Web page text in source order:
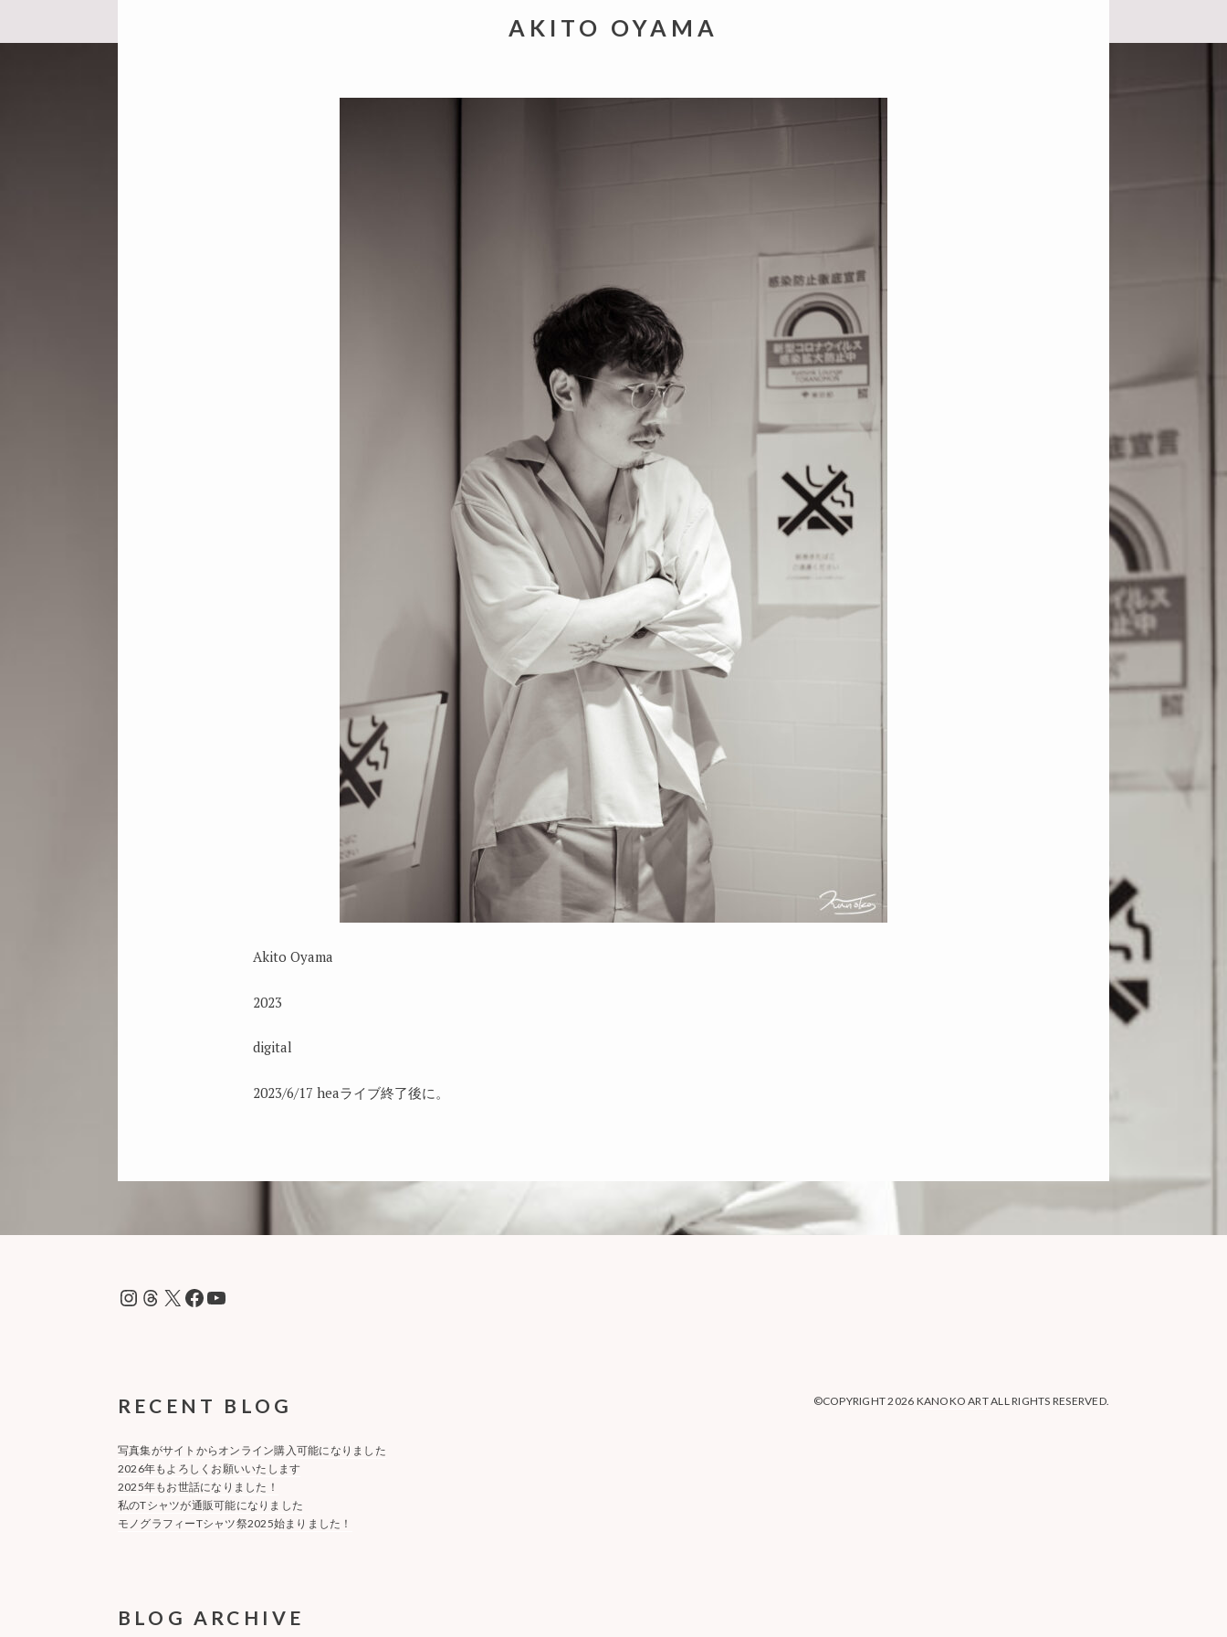
AKITO OYAMA
Akito Oyama
2023
digital
2023/6/17 heaライブ終了後に。
Instagram
Threads
X Facebook
YouTube
RECENT BLOG
写真集がサイトからオンライン購入可能になりました
2026年もよろしくお願いいたします
2025年もお世話になりました！
私のTシャツが通販可能になりました
モノグラフィーTシャツ祭2025始まりました！
BLOG ARCHIVE
©COPYRIGHT 2026 KANOKO ARTALL RIGHTS RESERVED.